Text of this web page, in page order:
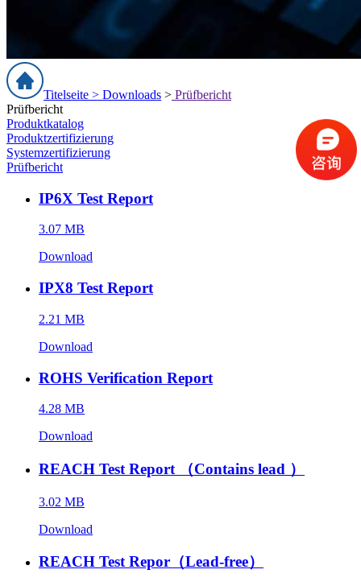
Titelseite > Downloads > Prüfbericht
Prüfbericht
Produktkatalog
Produktzertifizierung
Systemzertifizierung
Prüfbericht
IP6X Test Report
3.07 MB
Download
IPX8 Test Report
2.21 MB
Download
ROHS Verification Report
4.28 MB
Download
REACH Test Report （Contains lead ）
3.02 MB
Download
REACH Test Repor（Lead-free）